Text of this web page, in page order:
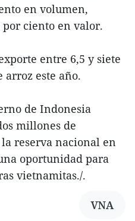
en volumen,
ciento en valor.
entre 6,5 y siete
arroz este año.
de Indonesia
millones de
reserva nacional en
oportunidad para
vietnamitas./.
VNA